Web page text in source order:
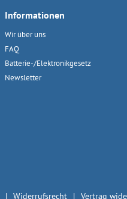
Informationen
Wir über uns
FAQ
Batterie-/Elektronikgesetz
Newsletter
Widerrufsrecht Vertrag